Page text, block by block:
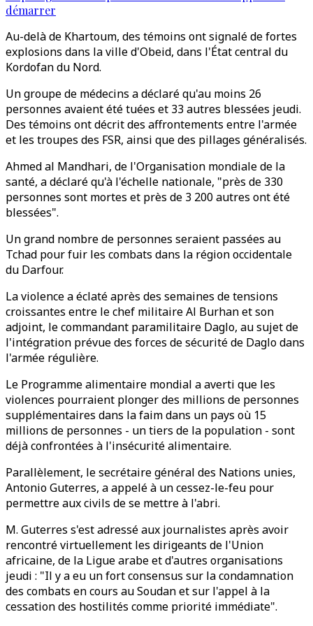
démarrer
Au-delà de Khartoum, des témoins ont signalé de fortes
explosions dans la ville d'Obeid, dans l'État central du
Kordofan du Nord.
Un groupe de médecins a déclaré qu'au moins 26
personnes avaient été tuées et 33 autres blessées jeudi.
Des témoins ont décrit des affrontements entre l'armée
et les troupes des FSR, ainsi que des pillages généralisés.
Ahmed al Mandhari, de l'Organisation mondiale de la
santé, a déclaré qu'à l'échelle nationale, "près de 330
personnes sont mortes et près de 3 200 autres ont été
blessées".
Un grand nombre de personnes seraient passées au
Tchad pour fuir les combats dans la région occidentale
du Darfour.
La violence a éclaté après des semaines de tensions
croissantes entre le chef militaire Al Burhan et son
adjoint, le commandant paramilitaire Daglo, au sujet de
l'intégration prévue des forces de sécurité de Daglo dans
l'armée régulière.
Le Programme alimentaire mondial a averti que les
violences pourraient plonger des millions de personnes
supplémentaires dans la faim dans un pays où 15
millions de personnes - un tiers de la population - sont
déjà confrontées à l'insécurité alimentaire.
Parallèlement, le secrétaire général des Nations unies,
Antonio Guterres, a appelé à un cessez-le-feu pour
permettre aux civils de se mettre à l'abri.
M. Guterres s'est adressé aux journalistes après avoir
rencontré virtuellement les dirigeants de l'Union
africaine, de la Ligue arabe et d'autres organisations
jeudi : "Il y a eu un fort consensus sur la condamnation
des combats en cours au Soudan et sur l'appel à la
cessation des hostilités comme priorité immédiate".